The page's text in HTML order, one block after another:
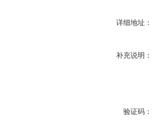
详细地址：
补充说明：
验证码：